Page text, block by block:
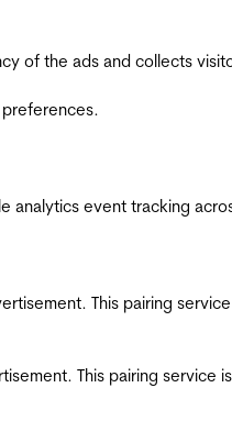
of the ads and collects
analytics event tracking
This pairing
This pairing service